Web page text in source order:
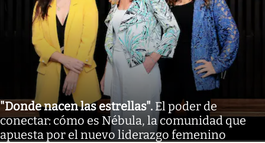
"Donde nacen las estrellas". El poder de
conectar: cómo es Nébula, la comunidad que
apuesta por el nuevo liderazgo femenino